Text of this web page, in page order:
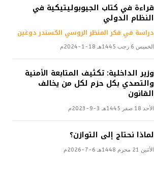
قراءة في كتاب الجيوبوليتيكية في
النظام الدولي
دراسة في فكر المنظر الروسي الكسندر دوغين
الخميس 6 رجب 1445هـ 18-1-2024م
وزير الداخلية: تكثيف المتابعة الأمنية
والتصدي بكل حزم لكل من يخالف
القانون
الأحد 18 صفر 1445هـ 3-9-2023م
لماذا نحتاج إلى التوازن؟
الأثنين 21 محرم 1448هـ 6-7-2026م